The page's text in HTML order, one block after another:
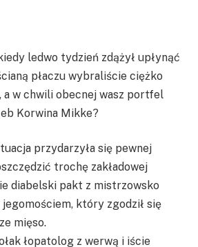
ledwo tydzień zdążył upłynąć
płaczu wybraliście ciężko
a w chwili obecnej wasz portfel
Korwina Mikke?
przydarzyła się pewnej
trochę zakładowej
diabelski pakt z mistrzowsko
jegomościem, który zgodził się
mięso.
łopatolog z werwą i iście